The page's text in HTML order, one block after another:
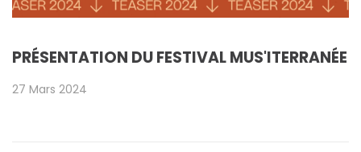
PRÉSENTATION DU FESTIVAL MUS'ITERRANÉE
27 Mars 2024